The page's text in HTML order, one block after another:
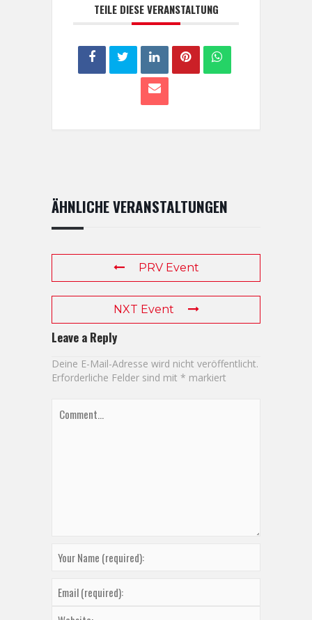
TEILE DIESE VERANSTALTUNG
ÄHNLICHE VERANSTALTUNGEN
PRV Event
NXT Event
Leave a Reply
Deine E-Mail-Adresse wird nicht veröffentlicht.
Erforderliche Felder sind mit * markiert